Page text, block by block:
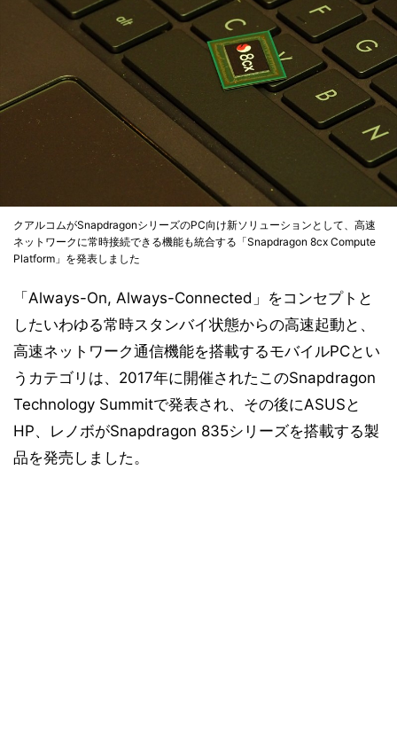
クアルコムがSnapdragonシリーズのPC向け新ソリューションとして、高速
ネットワークに常時接続できる機能も統合する「Snapdragon 8cx Compute
Platform」を発表しました
「Always-On, Always-Connected」をコンセプトと
したいわゆる常時スタンバイ状態からの高速起動と、
高速ネットワーク通信機能を搭載するモバイルPCとい
うカテゴリは、2017年に開催されたこのSnapdragon
Technology Summitで発表され、その後にASUSと
HP、レノボがSnapdragon 835シリーズを搭載する製
品を発売しました。